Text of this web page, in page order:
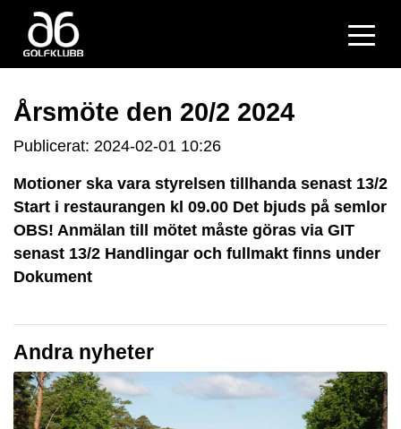
Årsmöte den 20/2 2024
Publicerat: 2024-02-01 10:26
Motioner ska vara styrelsen tillhanda senast 13/2
Start i restaurangen kl 09.00 Det bjuds på semlor
OBS! Anmälan till mötet måste göras via GIT
senast 13/2 Handlingar och fullmakt finns under
Dokument
Andra nyheter